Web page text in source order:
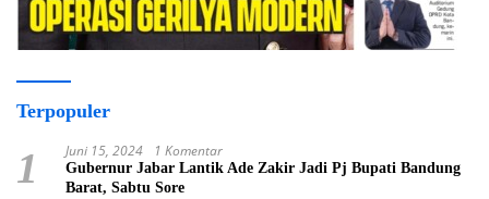
Terpopuler
1 Juni 15, 2024 1 Komentar
Gubernur Jabar Lantik Ade Zakir Jadi Pj Bupati Bandung
Barat, Sabtu Sore